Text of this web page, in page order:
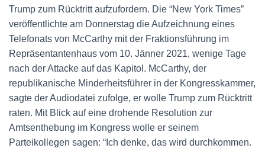
Trump zum Rücktritt aufzufordern. Die “New York Times”
veröffentlichte am Donnerstag die Aufzeichnung eines
Telefonats von McCarthy mit der Fraktionsführung im
Repräsentantenhaus vom 10. Jänner 2021, wenige Tage
nach der Attacke auf das Kapitol. McCarthy, der
republikanische Minderheitsführer in der Kongresskammer,
sagte der Audiodatei zufolge, er wolle Trump zum Rücktritt
raten. Mit Blick auf eine drohende Resolution zur
Amtsenthebung im Kongress wolle er seinem
Parteikollegen sagen: “Ich denke, das wird durchkommen.